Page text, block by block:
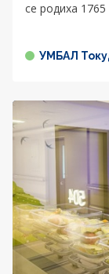
се родиха
УМБАЛ